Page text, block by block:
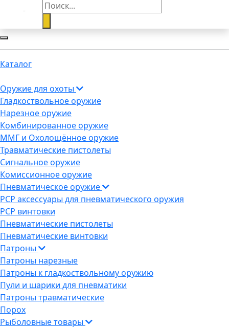
Каталог
Оружие для охоты
Гладкоствольное оружие
Нарезное оружие
Комбинированное оружие
ММГ и Охолощённое оружие
Травматические пистолеты
Сигнальное оружие
Комиссионное оружие
Пневматическое оружие
PCP аксессуары для пневматического оружия
PCP винтовки
Пневматические пистолеты
Пневматические винтовки
Патроны
Патроны нарезные
Патроны к гладкоствольному оружию
Пули и шарики для пневматики
Патроны травматические
Порох
Рыболовные товары